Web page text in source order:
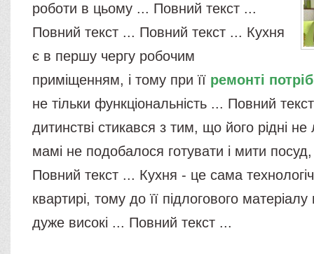
роботи в цьому ... Повний текст ...
Повний текст ... Повний текст ... Кухня
є в першу чергу робочим
приміщенням, і тому при її ремонті
не тільки функціональність ... Повний
дитинстві стикався з тим, що його рідні
мамі не подобалося готувати і мити
Повний текст ... Кухня - це сама
квартирі, тому до її підлогового
дуже високі ... Повний текст ...